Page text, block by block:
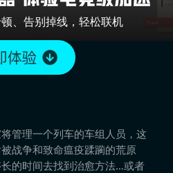
、告别掉线，轻松联机
管理一个列车的车组人员，这
战争和致命瘟疫蹂躏的荒原
的时间去找到治愈方法…或者